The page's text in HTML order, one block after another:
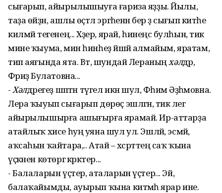
сығарып, айырылышыуға ғариза яҙҙы. Йылы,
таҙа өйҙән, ашлы өҫтәл эргәһенән бер ҙә сығып китәһе
килмәй тегенең... Хәҙер, ярай, һинеңсә булһын, тик
мине ҡыума, мин һинһеҙ йәшәй алмайым, яратам,
тип аяғында ята. Вәт, шундай Лераныңхәлдәр,
Фәриҙә Булатовна...
-Хәлдәрегеҙ шәптән түгел икән шул, Фәһимә Әҙһәмовна.
Лера ҡыуып сығарып дөрөҫ эшләгән, тик әлегә
айырылышырға ашығырға ярамай. Ир-аттарҙа
атайлыҡ хисе һуң уяна шул ул. Эшләй, эсмәй,
аҡсаһын ҡайтара,.. Атай – хәсрәттең саҡ ҡына
үҫкәнен көтөргә кәрәктер...
- Балаларын үҫтер, аталарын үҫтер... Эй,
балаҡайымды, ауырып ҡына китмәһә ярар ине.